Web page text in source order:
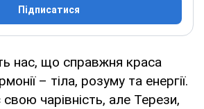
Підписатися
нас, що справжня краса
– тіла, розуму та енергії.
чарівність, але Терези,